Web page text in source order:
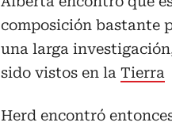
composición bastante
una larga
sido vistos en la Tierra
Herd encontró